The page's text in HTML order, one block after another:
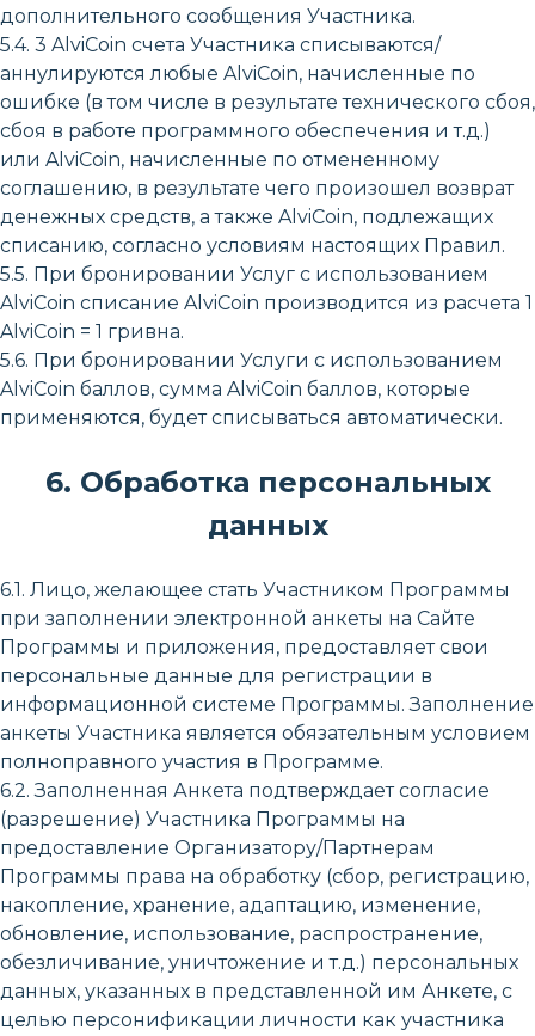
дополнительного сообщения Участника.
5.4. 3 AlviCoin счета Участника списываются/
аннулируются любые AlviCoin, начисленные по
ошибке (в том числе в результате технического сбоя,
сбоя в работе программного обеспечения и т.д.)
или AlviCoin, начисленные по отмененному
соглашению, в результате чего произошел возврат
денежных средств, а также AlviCoin, подлежащих
списанию, согласно условиям настоящих Правил.
5.5. При бронировании Услуг с использованием
AlviCoin списание AlviCoin производится из расчета 1
AlviCoin = 1 гривна.
5.6. При бронировании Услуги с использованием
AlviCoin баллов, сумма AlviCoin баллов, которые
применяются, будет списываться автоматически.
6. Обработка персональных
данных
6.1. Лицо, желающее стать Участником Программы
при заполнении электронной анкеты на Сайте
Программы и приложения, предоставляет свои
персональные данные для регистрации в
информационной системе Программы. Заполнение
анкеты Участника является обязательным условием
полноправного участия в Программе.
6.2. Заполненная Анкета подтверждает согласие
(разрешение) Участника Программы на
предоставление Организатору/Партнерам
Программы права на обработку (сбор, регистрацию,
накопление, хранение, адаптацию, изменение,
обновление, использование, распространение,
обезличивание, уничтожение и т.д.) персональных
данных, указанных в представленной им Анкете, с
целью персонификации личности как участника